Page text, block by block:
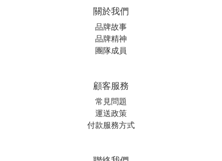
關於我們
品牌故事
品牌精神
團隊成員
顧客服務
常見問題
運送政策
付款服務方式